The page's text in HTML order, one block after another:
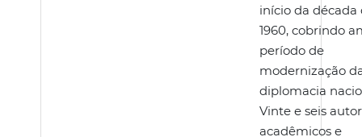
início da década
1960, cobrindo
período de
modernização
diplomacia
Vinte e seis
acadêmicos e